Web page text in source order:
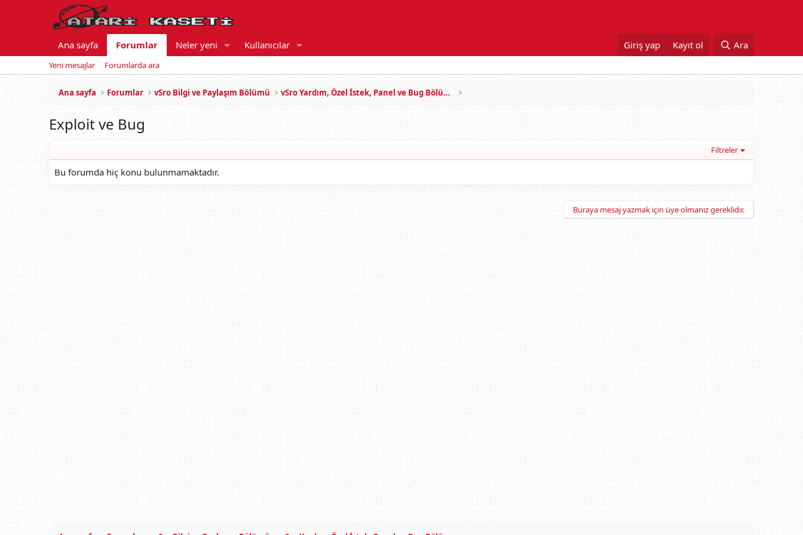
Ana sayfa Forumlar Neler yeni Kullanıcılar Giriş yap Kayıt ol Ara
Yeni mesajlar Forumlarda ara
Ana sayfa Forumlar vSro Bilgi ve Paylaşım Bölümü vSro Yardım, Özel İstek, Panel ve Bug Bölümü
Exploit ve Bug
Filtreler
Bu forumda hiç konu bulunmamaktadır.
Buraya mesaj yazmak için üye olmanız gereklidir.